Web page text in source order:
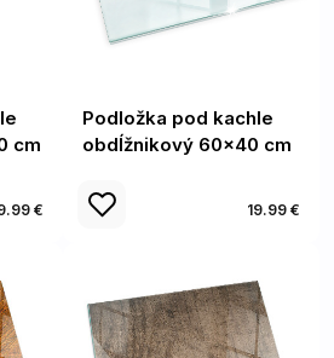
cm
€
Podložka pod kachle
obdĺžnikový 60x40 cm
19.99 €